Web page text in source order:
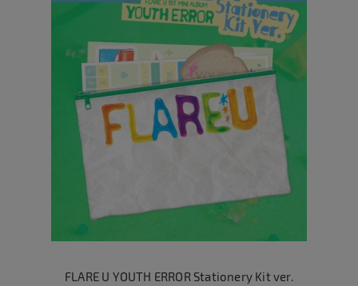
FLARE U YOUTH ERROR Stationery Kit ver.